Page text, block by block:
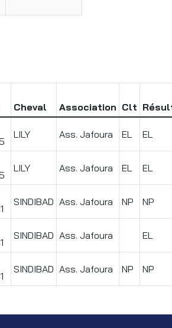
Cheval Association Clt
LILY Ass. Jafoura EL EL
LILY Ass. Jafoura EL EL
SINDIBAD Ass. Jafoura NP NP
SINDIBAD Ass. Jafoura EL
SINDIBAD Ass. Jafoura NP NP